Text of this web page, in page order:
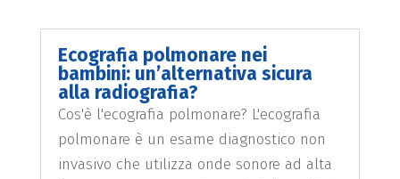
Ecografia polmonare nei
bambini: un’alternativa sicura
alla radiografia?
Cos'è l'ecografia polmonare? L'ecografia
polmonare è un esame diagnostico non
invasivo che utilizza onde sonore ad alta